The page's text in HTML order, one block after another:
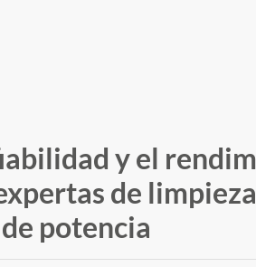
y el
de
potencia